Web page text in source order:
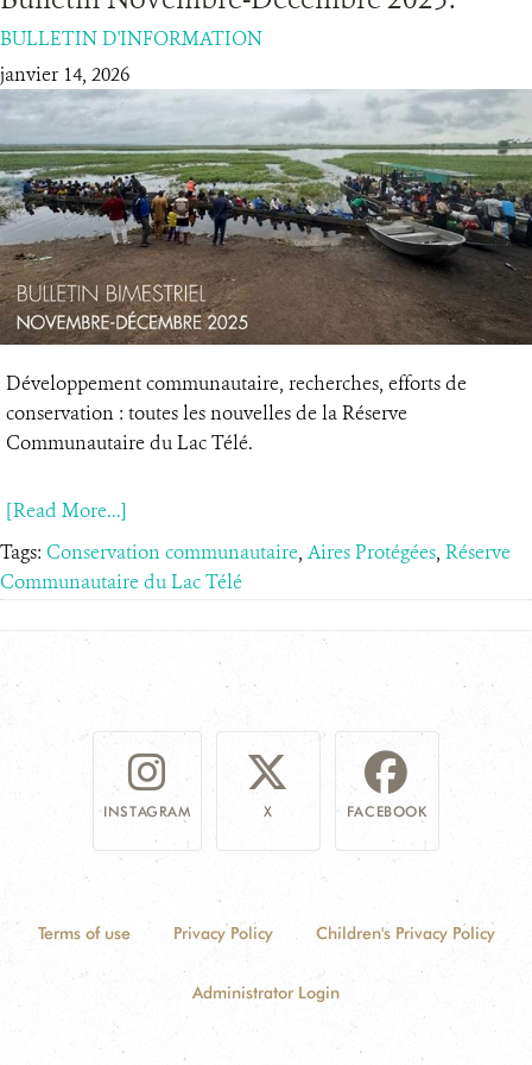
RESSOURCES
DONATE
BULLETIN D'INFORMATION
janvier 14, 2026
Développement communautaire, recherches, efforts de
conservation : toutes les nouvelles de la Réserve
Communautaire du Lac Télé.
[Read More...]
Tags: Conservation communautaire, Aires Protégées, Réserve
Communautaire du Lac Télé
INSTAGRAM X FACEBOOK
Terms of use Privacy Policy Children's Privacy Policy
Administrator Login